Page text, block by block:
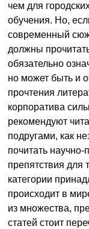
чем для
обучения. Но,
современный
должны
обязательно
но может быть и
прочтения
корпоратива
рекомендуют
подругами, как
почитать
препятствия для
категории
происходит в
из множества,
статей стоит